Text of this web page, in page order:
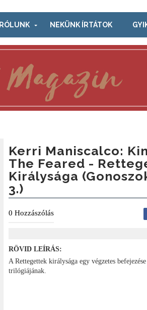
RÓLUNK NEKÜNK ÍRTÁTOK
Kerri Maniscalco:
The Feared -
Királysága
3.)
0 Hozzászólás
RÖVID LEÍRÁS:
A Rettegettek királysága egy végzetes
trilógiájának.